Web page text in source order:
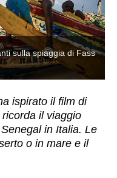
sulla spiaggia di Fass
ispirato il film di
il viaggio
in Italia. Le
o in mare e il